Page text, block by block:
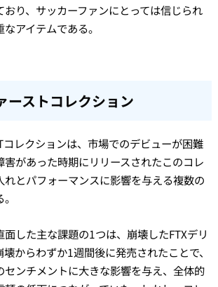
り、サッカーファンにとっては信じられ
アイテムである。
ーストコレクション
コレクションは、市場でのデビューが困難
害があった時期にリリースされたこのコレ
れとパフォーマンスに影響を与える複数の
した主な課題の1つは、崩壊したFTXデリ
からわずか1週間後に発売されたことで、
センチメントに大きな影響を与え、全体的